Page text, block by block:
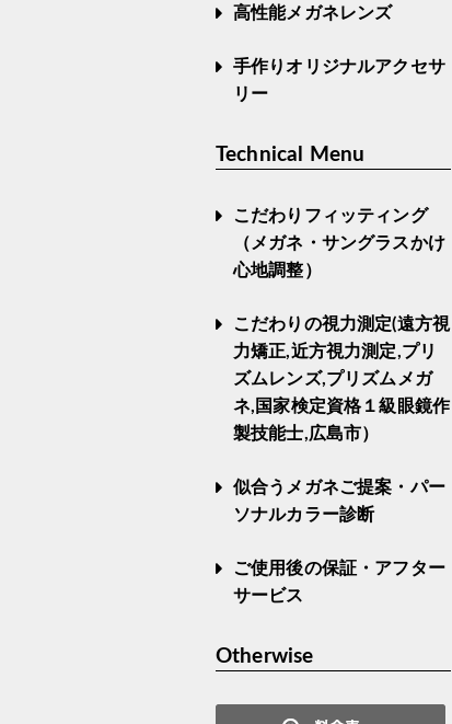
高性能メガネレンズ
手作りオリジナルアクセサ
リー
Technical Menu
こだわりフィッティング
（メガネ・サングラスかけ
心地調整）
こだわりの視力測定(遠方視
力矯正,近方視力測定,プリ
ズムレンズ,プリズムメガ
ネ,国家検定資格１級眼鏡作
製技能士,広島市）
似合うメガネご提案・パー
ソナルカラー診断
ご使用後の保証・アフター
サービス
Otherwise